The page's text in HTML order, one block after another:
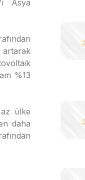
Asya
artarak
%13
ülke
daha